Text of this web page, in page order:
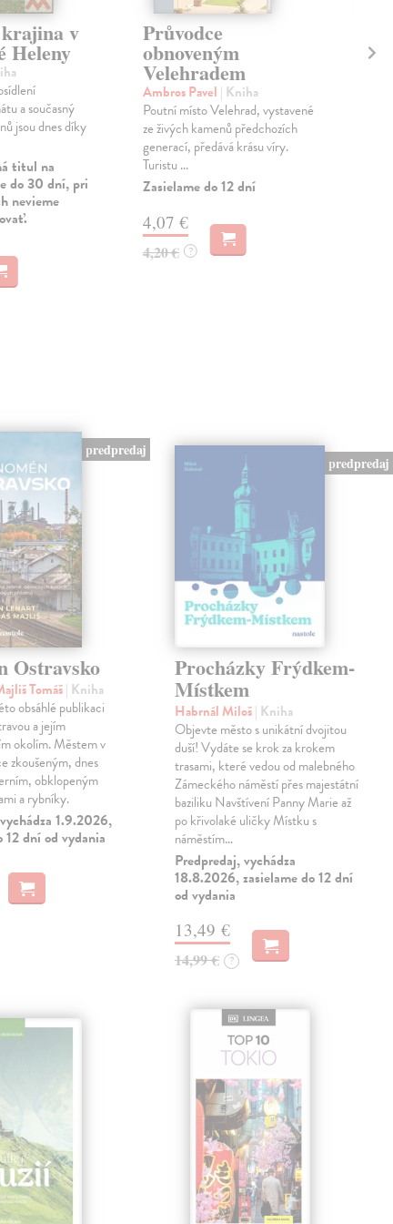
v
Heleny
a současný
jsou dnes díky
titul na
do 30 dní, pri
nevieme
Průvodce
obnoveným
Velehradem
Ambros Pavel | Kniha
Poutní místo Velehrad, vystavené
ze živých kamenů předchozích
generací, předává krásu víry.
Turistu ...
Zasielame do 12 dní
4,07 €
4,20 € ?
predpredaj
Ostravsko
Tomáš| Kniha
obsáhlé publikaci
a jejím
okolím. Městem v
zkoušeným, dnes
obklopeným
a rybníky.
1.9.2026,
12 dní od vydania
predpredaj
Procházky Frýdkem-
Místkem
Habrnál Miloš| Kniha
Objevte město s unikátní dvojitou
duší! Vydáte se krok za krokem
trasami, které vedou od malebného
Zámeckého náměstí přes majestátní
baziliku Navštívení Panny Marie až
po křivolaké uličky Místku s
náměstím…
Predpredaj, vychádza
18.8.2026, zasielame do 12 dní
od vydania
13,49 €
14,99 € ?